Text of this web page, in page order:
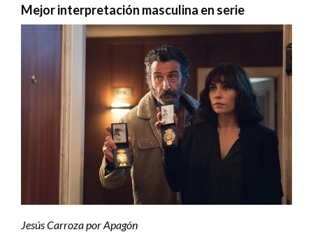
Mejor interpretación masculina en serie
Jesús Carroza por Apagón